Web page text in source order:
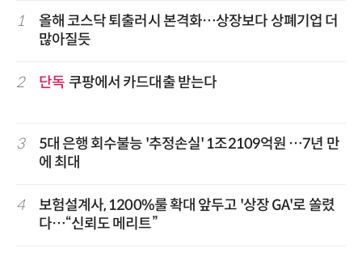
1
올해 코스닥 퇴출러시 본격화…상장보다 상폐기업 더
많아질듯
2 단독 쿠팡에서 카드대출 받는다
3
5대 은행 회수불능 '추정손실' 1조2109억원 …7년 만
에 최대
4
보험설계사, 1200%룰 확대 앞두고 '상장 GA'로 쏠렸
다…“신뢰도 메리트”